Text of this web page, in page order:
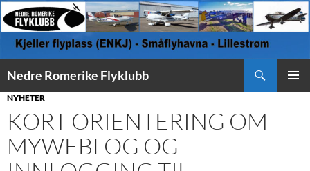
Nedre Romerike Flyklubb
TIL
INNHOLD
NYHETER
KORT ORIENTERING OM
MYWEBLOG OG